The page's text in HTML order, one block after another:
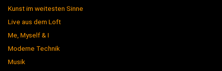
Kunst im weitesten Sinne
Live aus dem Loft
Me, Myself & I
Moderne Technik
Musik